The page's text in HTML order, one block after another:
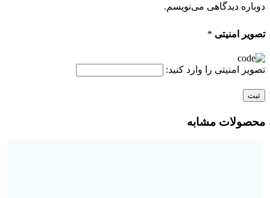
دوباره دیدگاهی می‌نویسم.
تصویر امنیتی *
تصویر امنیتی را وارد کنید:
محصولات مشابه